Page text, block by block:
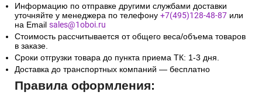
Информацию по отправке другими службами доставки
уточняйте у менеджера по телефону +7(495)128-48-87 или
на Email sales@1oboi.ru
Стоимость рассчитывается от общего веса/объема товаров
в заказе.
Сроки отгрузки товара до пункта приема ТК: 1-3 дня.
Доставка до транспортных компаний — бесплатно
Правила оформления: